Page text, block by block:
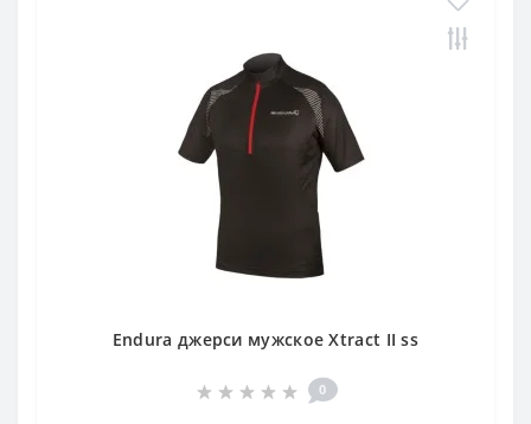
Endura джерси мужское Xtract II ss
0